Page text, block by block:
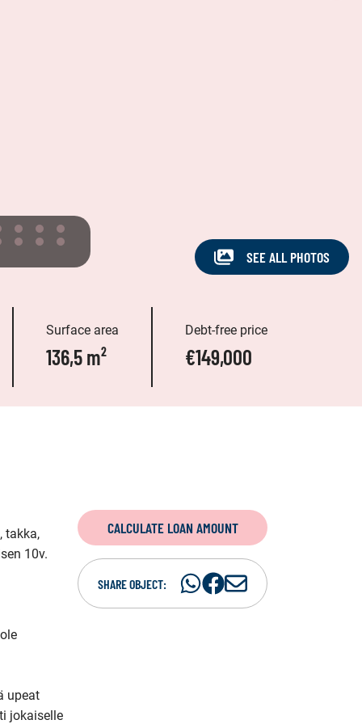
SEE ALL PHOTOS
Surface area
136,5 m²
Debt-free price
€149,000
takka,
10v.
upeat
jokaiselle
CALCULATE LOAN AMOUNT
SHARE OBJECT:
ShareShare
S